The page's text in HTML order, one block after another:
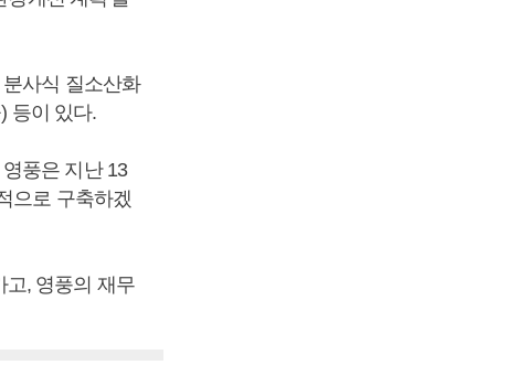
사식 질소산화
등이 있다.
풍은 지난 13
으로 구축하겠
고, 영풍의 재무